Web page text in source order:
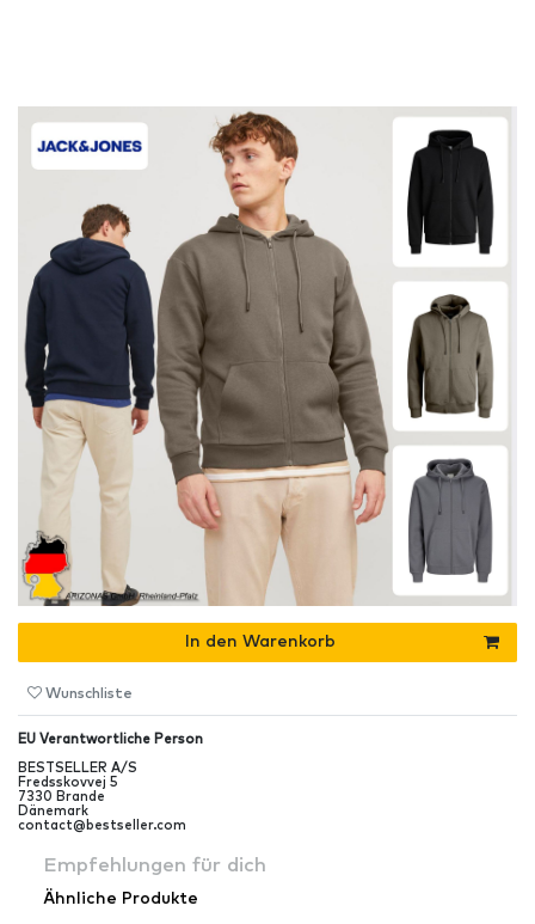
In den Warenkorb
Wunschliste
EU Verantwortliche Person
BESTSELLER A/S
Fredsskovvej 5
7330 Brande
Dänemark
contact@bestseller.com
Empfehlungen für dich
Ähnliche Produkte